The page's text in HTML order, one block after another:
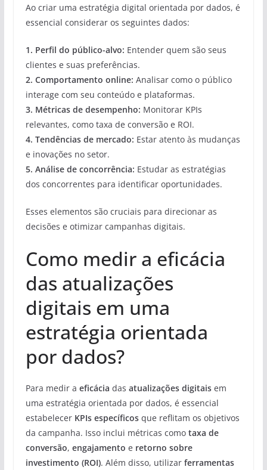
Ao criar uma estratégia digital orientada por dados, é
essencial considerar os seguintes dados:
1. Perfil do público-alvo: Entender quem são seus
clientes e suas preferências.
2. Comportamento online: Analisar como o público
interage com seu conteúdo e plataformas.
3. Métricas de desempenho: Monitorar KPIs
relevantes, como taxa de conversão e ROI.
4. Tendências de mercado: Estar atento às mudanças
e inovações no setor.
5. Análise de concorrência: Estudar as estratégias
dos concorrentes para identificar oportunidades.
Esses elementos são cruciais para direcionar as
decisões e otimizar campanhas digitais.
Como medir a eficácia
das atualizações
digitais em uma
estratégia orientada
por dados?
Para medir a eficácia das atualizações digitaisem
uma estratégia orientada por dados, é essencial
estabelecer KPIs específicosque reflitam os objetivos
da campanha. Isso inclui métricas como taxa de
conversão, engajamento e retorno sobre
investimento (ROI). Além disso, utilizar ferramentas